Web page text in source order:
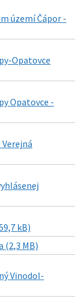
území Čápor -
Opatovce
Opatovce -
kB)
(2,3 MB)
Vinodol-